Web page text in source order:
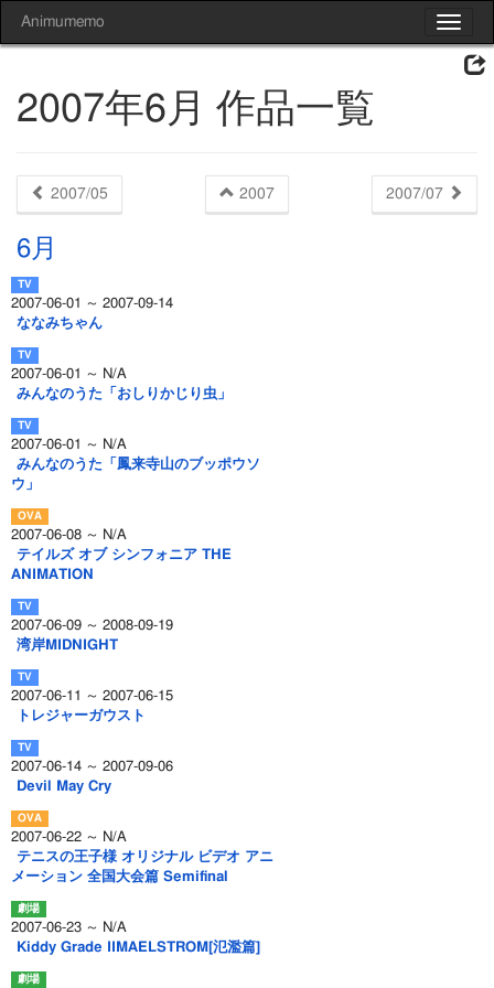
Toggle
Animumemo
2007年6月 作品一覧
2007/05 2007 2007/07
6月
2007-06-01 ～ 2007-09-14
ななみちゃん
2007-06-01 ～ N/A
みんなのうた「おしりかじり虫」
2007-06-01 ～ N/A
みんなのうた「鳳来寺山のブッポウソ
ウ」
2007-06-08 ～ N/A
テイルズ オブ シンフォニア THE
ANIMATION
2007-06-09 ～ 2008-09-19
湾岸MIDNIGHT
2007-06-11 ～ 2007-06-15
トレジャーガウスト
2007-06-14 ～ 2007-09-06
Devil May Cry
2007-06-22 ～ N/A
テニスの王子様 オリジナル ビデオ アニ
メーション 全国大会篇 Semifinal
2007-06-23 ～ N/A
Kiddy Grade IIMAELSTROM[氾濫篇]